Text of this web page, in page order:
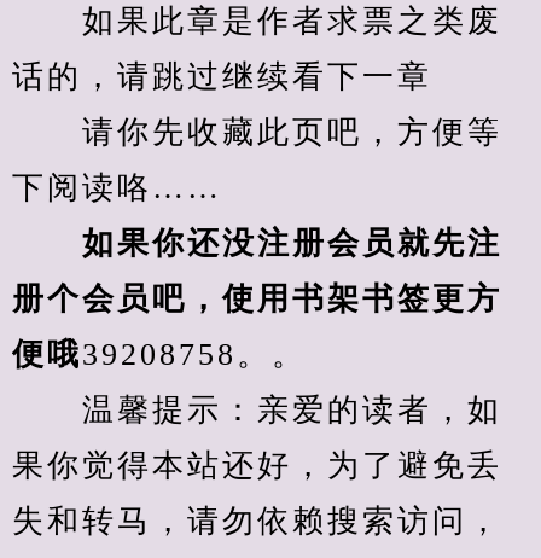
如果此章是作者求票之类废
话的，请跳过继续看下一章
请你先收藏此页吧，方便等
下阅读咯……
如果你还没注册会员就先注
册个会员吧，使用书架书签更方
便哦39208758。。
温馨提示：亲爱的读者，如
果你觉得本站还好，为了避免丢
失和转马，请勿依赖搜索访问，